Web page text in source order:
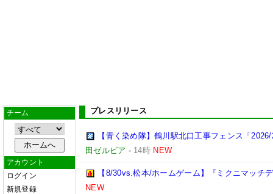
チーム
アカウント
ログイン
新規登録
プレスリリース
【青く染め隊】鶴川駅北口工事フェンス「
田ゼルビア - 14時 NEW
【8/30vs.松本/ホームゲーム】『ミクニマッチ
NEW